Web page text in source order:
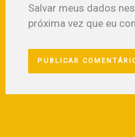
Salvar meus dados
próxima vez que eu